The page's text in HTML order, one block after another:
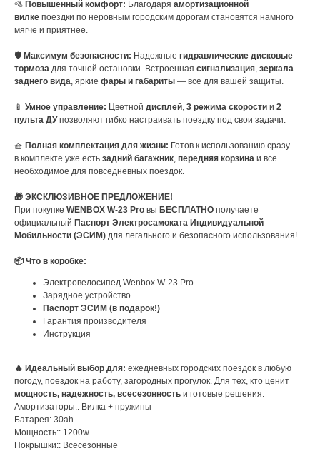
🚵 Повышенный комфорт: Благодаря амортизационной
вилке поездки по неровным городским дорогам становятся намного
мягче и приятнее.
🛡️ Максимум безопасности: Надежные гидравлические дисковые
тормоза для точной остановки. Встроенная сигнализация, зеркала
заднего вида, яркие фары и габариты — все для вашей защиты.
📱 Умное управление: Цветной дисплей, 3 режима скорости и 2
пульта ДУпозволяют гибко настраивать поездку под свои задачи.
🧺 Полная комплектация для жизни: Готов к использованию сразу —
в комплекте уже есть задний багажник, передняя корзина и все
необходимое для повседневных поездок.
🎁 ЭКСКЛЮЗИВНОЕ ПРЕДЛОЖЕНИЕ!
При покупке WENBOX W-23 Pro вы БЕСПЛАТНО получаете
официальный Паспорт Электросамоката Индивидуальной
Мобильности (ЭСИМ) для легального и безопасного использования!
📦 Что в коробке:
Электровелосипед Wenbox W-23 Pro
Зарядное устройство
Паспорт ЭСИМ (в подарок!)
Гарантия производителя
Инструкция
🔥 Идеальный выбор для: ежедневных городских поездок в любую
погоду, поездок на работу, загородных прогулок. Для тех, кто ценит
мощность, надежность, всесезонность и готовые решения.
Амортизаторы:: Вилка + пружины
Батарея: 30ah
Мощность:: 1200w
Покрышки:: Всесезонные